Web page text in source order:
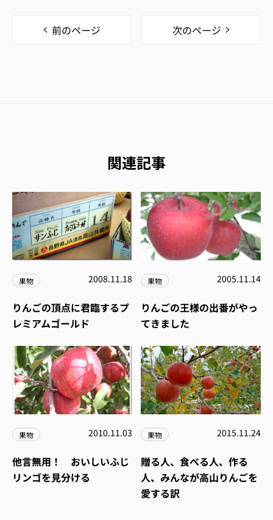
前のページ 次のページ
関連記事
果物 2008.11.18
りんごの頂点に君臨するプ
レミアムゴールド
果物 2005.11.14
りんごの王様の出番がやっ
てきました
果物 2010.11.03
他言無用！ おいしいふじ
リンゴを見分ける
果物 2015.11.24
贈る人、食べる人、作る
人、みんなが高山りんごを
愛する訳